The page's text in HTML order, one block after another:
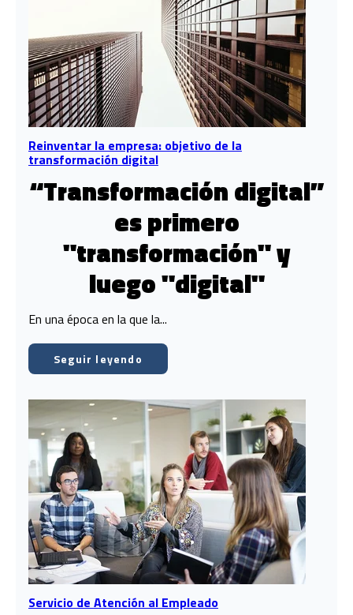
Reinventar la empresa: objetivo de la
transformación digital
“Transformación digital”
es primero
"transformación" y
luego "digital"
En una época en la que la...
Seguir leyendo
Servicio de Atención al Empleado